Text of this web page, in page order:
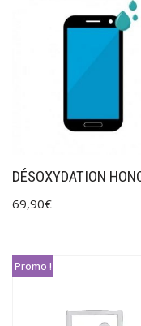
DÉSOXYDATION
69,90€
Promo !